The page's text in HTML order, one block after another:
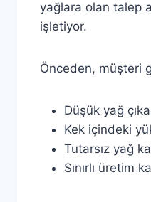
yağlara olan talep
işletiyor.
Önceden, müşteri
Düşük yağ
Kek içindeki
Tutarsız yağ
Sınırlı üretim